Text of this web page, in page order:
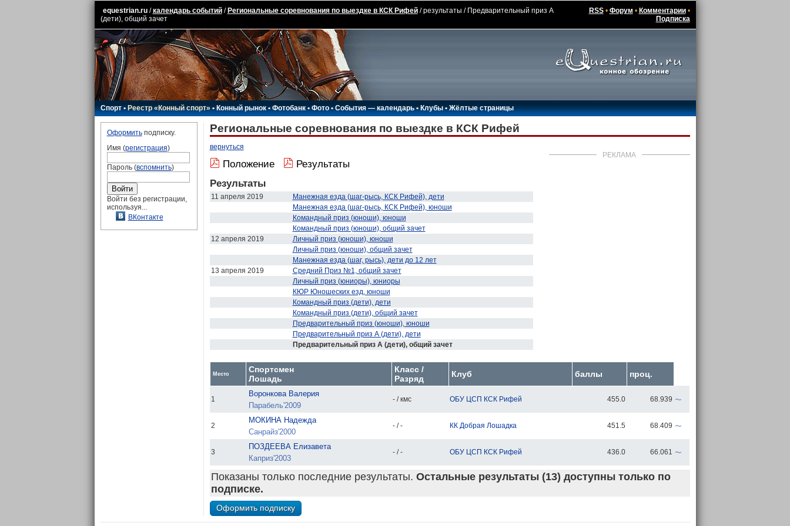
equestrian.ru/календарь событий/ Региональные соревнования по выездке в КСК Рифей/ результаты / Предварительный приз А
(дети), общий зачет
RSS• Форум • Комментарии•
Подписка
Спорт•Реестр «Конный спорт»•Конный рынок•Фотобанк •Фото•События — календарь•Клубы •Жёлтые страницы
Оформитьподписку.
Имя (регистрация)
Пароль (вспомнить)
Войти без регистрации,
используя...
ВКонтакте
Региональные соревнования по выездке в КСК Рифей
вернуться
РЕКЛАМА
Положение Результаты
Результаты
11 апреля 2019
Манежная езда (шаг-рысь, КСК Рифей), дети
Манежная езда (шаг-рысь, КСК Рифей), юноши
Командный приз (юноши), юноши
Командный приз (юноши), общий зачет
12 апреля 2019
Личный приз (юноши), юноши
Личный приз (юноши), общий зачет
Манежная езда (шаг, рысь), дети до 12 лет
13 апреля 2019
Средний Приз №1, общий зачет
Личный приз (юниоры), юниоры
КЮР Юношеских езд, юноши
Командный приз (дети), дети
Командный приз (дети), общий зачет
Предварительный приз (юноши), юноши
Предварительный приз А (дети), дети
Предварительный приз А (дети), общий зачет
Место
Спортсмен
Лошадь
Класс /
Разряд
Клуб баллы проц.
1
Воронкова Валерия
Парабель'2009
- / кмс ОБУ ЦСП КСК Рифей 455.0 68.939 ~
2
МОКИНА Надежда
Санрайз'2000
- / - КК Добрая Лошадка 451.5 68.409 ~
3
ПОЗДЕЕВА Елизавета
Каприз'2003
- / - ОБУ ЦСП КСК Рифей 436.0 66.061 ~
Показаны только последние результаты. Остальные результаты (13) доступны только по
подписке.